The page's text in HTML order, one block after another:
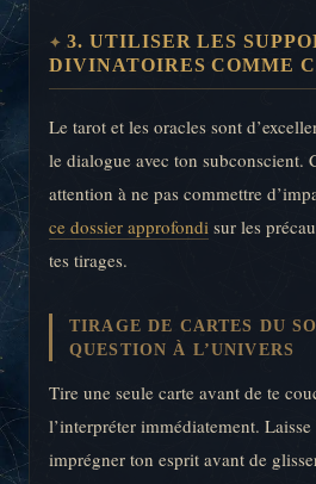
3. UTILISER LES
DIVINATOIRES COMME
Le tarot et les oracles sont
le dialogue avec ton subconscient.
attention à ne pas commettre
ce dossier approfondi sur les
tes tirages.
TIRAGE DE CARTES DU
QUESTION À L’UNIVERS
Tire une seule carte avant de te
l’interpréter immédiatement.
imprégner ton esprit avant de